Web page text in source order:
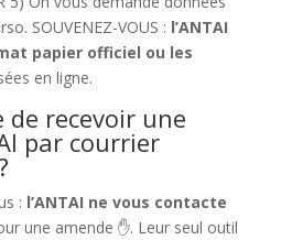
SOUVENEZ-VOUS : l’ANTAI
papier officiel ou les
en ligne.
de recevoir une
par courrier
: l’ANTAI ne vous contacte
une amende ✋. Leur seul outil